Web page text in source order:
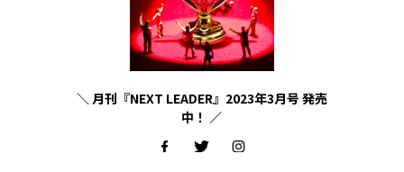
＼ 月刊『NEXT LEADER』2023年3月号 発売
中！ ／